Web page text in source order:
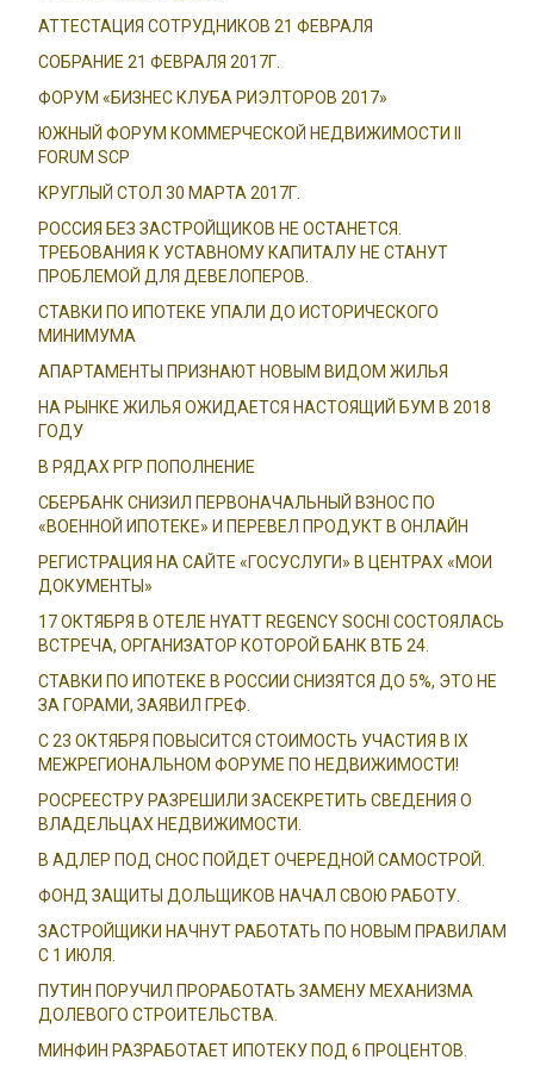
АТТЕСТАЦИЯ СОТРУДНИКОВ 21 ФЕВРАЛЯ
СОБРАНИЕ 21 ФЕВРАЛЯ 2017Г.
ФОРУМ «БИЗНЕС КЛУБА РИЭЛТОРОВ 2017»
ЮЖНЫЙ ФОРУМ КОММЕРЧЕСКОЙ НЕДВИЖИМОСТИ II
FORUM SCP
КРУГЛЫЙ СТОЛ 30 МАРТА 2017Г.
РОССИЯ БЕЗ ЗАСТРОЙЩИКОВ НЕ ОСТАНЕТСЯ.
ТРЕБОВАНИЯ К УСТАВНОМУ КАПИТАЛУ НЕ СТАНУТ
ПРОБЛЕМОЙ ДЛЯ ДЕВЕЛОПЕРОВ.
СТАВКИ ПО ИПОТЕКЕ УПАЛИ ДО ИСТОРИЧЕСКОГО
МИНИМУМА
АПАРТАМЕНТЫ ПРИЗНАЮТ НОВЫМ ВИДОМ ЖИЛЬЯ
НА РЫНКЕ ЖИЛЬЯ ОЖИДАЕТСЯ НАСТОЯЩИЙ БУМ В 2018
ГОДУ
В РЯДАХ РГР ПОПОЛНЕНИЕ
СБЕРБАНК СНИЗИЛ ПЕРВОНАЧАЛЬНЫЙ ВЗНОС ПО
«ВОЕННОЙ ИПОТЕКЕ» И ПЕРЕВЕЛ ПРОДУКТ В ОНЛАЙН
РЕГИСТРАЦИЯ НА САЙТЕ «ГОСУСЛУГИ» В ЦЕНТРАХ «МОИ
ДОКУМЕНТЫ»
17 ОКТЯБРЯ В ОТЕЛЕ HYATT REGENCY SOCHI СОСТОЯЛАСЬ
ВСТРЕЧА, ОРГАНИЗАТОР КОТОРОЙ БАНК ВТБ 24.
СТАВКИ ПО ИПОТЕКЕ В РОССИИ СНИЗЯТСЯ ДО 5%, ЭТО НЕ
ЗА ГОРАМИ, ЗАЯВИЛ ГРЕФ.
С 23 ОКТЯБРЯ ПОВЫСИТСЯ СТОИМОСТЬ УЧАСТИЯ В IX
МЕЖРЕГИОНАЛЬНОМ ФОРУМЕ ПО НЕДВИЖИМОСТИ!
РОСРЕЕСТРУ РАЗРЕШИЛИ ЗАСЕКРЕТИТЬ СВЕДЕНИЯ О
ВЛАДЕЛЬЦАХ НЕДВИЖИМОСТИ.
В АДЛЕР ПОД СНОС ПОЙДЕТ ОЧЕРЕДНОЙ САМОСТРОЙ.
ФОНД ЗАЩИТЫ ДОЛЬЩИКОВ НАЧАЛ СВОЮ РАБОТУ.
ЗАСТРОЙЩИКИ НАЧНУТ РАБОТАТЬ ПО НОВЫМ ПРАВИЛАМ
С 1 ИЮЛЯ.
ПУТИН ПОРУЧИЛ ПРОРАБОТАТЬ ЗАМЕНУ МЕХАНИЗМА
ДОЛЕВОГО СТРОИТЕЛЬСТВА.
МИНФИН РАЗРАБОТАЕТ ИПОТЕКУ ПОД 6 ПРОЦЕНТОВ.